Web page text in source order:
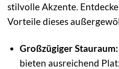
stilvolle Akzente.
Vorteile dieses
Großzügiger Stauraum:
bieten ausreichend